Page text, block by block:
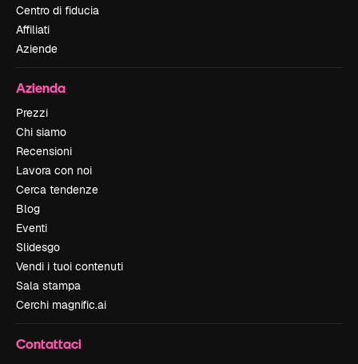
Centro di fiducia
Affiliati
Aziende
Azienda
Prezzi
Chi siamo
Recensioni
Lavora con noi
Cerca tendenze
Blog
Eventi
Slidesgo
Vendi i tuoi contenuti
Sala stampa
Cerchi magnific.ai
Contattaci